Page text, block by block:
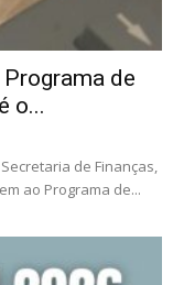
de
o...
de Finanças,
ao Programa de...